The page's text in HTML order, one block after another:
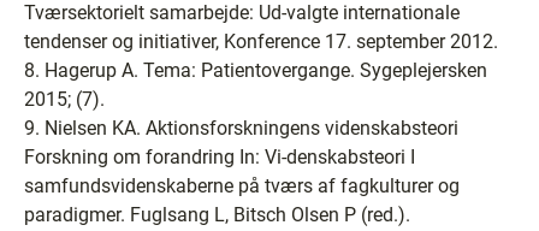
Tværsektorielt samarbejde: Ud-valgte internationale
tendenser og initiativer, Konference 17. september 2012.
8. Hagerup A. Tema: Patientovergange. Sygeplejersken
2015; (7).
9. Nielsen KA. Aktionsforskningens videnskabsteori
Forskning om forandring In: Vi-denskabsteori I
samfundsvidenskaberne på tværs af fagkulturer og
paradigmer. Fuglsang L, Bitsch Olsen P (red.).